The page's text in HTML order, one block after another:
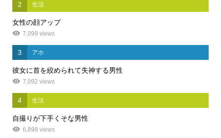
2 生活
女性の顔アップ
7,099 views
3 アホ
彼女に首を絞められて失神する男性
7,092 views
4 生活
自撮りが下手くそな男性
6,899 views